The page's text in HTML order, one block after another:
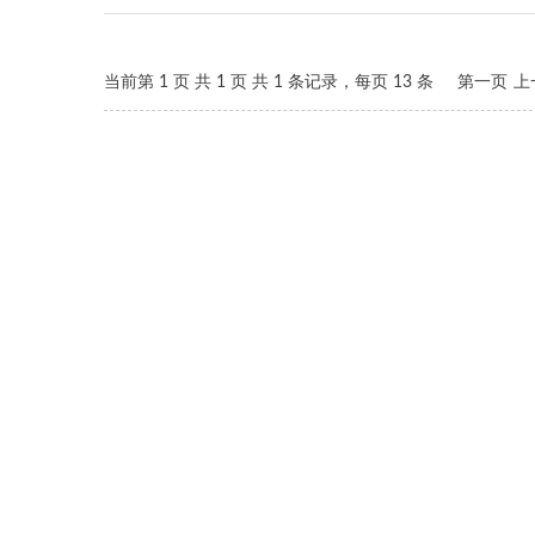
当前第 1 页 共 1 页 共 1 条记录，每页 13 条 第一页 上